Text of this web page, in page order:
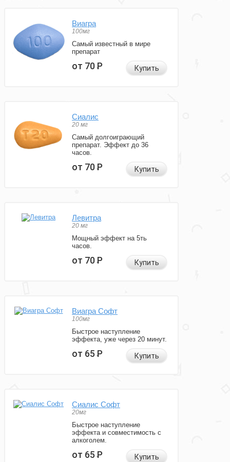
Виагра
100мг
Самый известный в мире
препарат
от 70Р Купить
Сиалис
20 мг
Самый долгоиграющий
препарат. Эффект до 36
часов.
от 70Р Купить
Левитра
20 мг
Мощный эффект на 5ть
часов.
от 70Р Купить
Виагра Софт
100мг
Быстрое наступление
эффекта, уже через 20 минут.
от 65Р Купить
Сиалис Софт
20мг
Быстрое наступление
эффекта и совместимость с
алкоголем.
от 65Р Купить